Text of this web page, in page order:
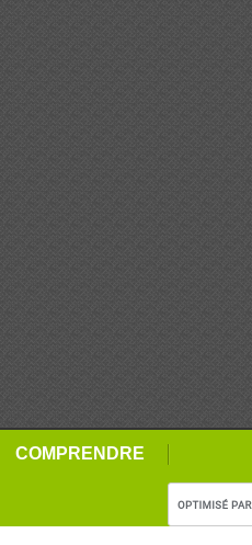
COMPRENDRE